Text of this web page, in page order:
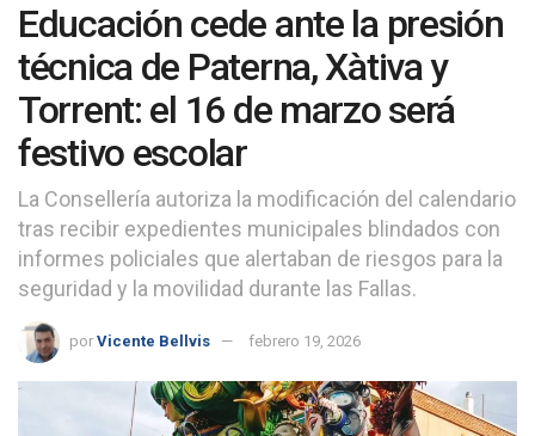
Educación cede ante la presión
técnica de Paterna, Xàtiva y
Torrent: el 16 de marzo será
festivo escolar
La Consellería autoriza la modificación del calendario
tras recibir expedientes municipales blindados con
informes policiales que alertaban de riesgos para la
seguridad y la movilidad durante las Fallas.
por Vicente Bellvis febrero 19, 2026